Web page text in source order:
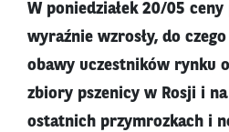
W poniedziałek 20/05 ceny
wyraźnie wzrosły, do
obawy uczestników rynku
zbiory pszenicy w Rosji i
ostatnich przymrozkach i